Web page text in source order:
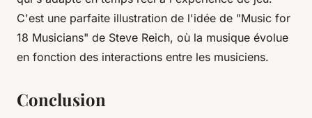
C'est une parfaite illustration de l'idée de "Music for
18 Musicians" de Steve Reich, où la musique évolue
en fonction des interactions entre les musiciens.
Conclusion